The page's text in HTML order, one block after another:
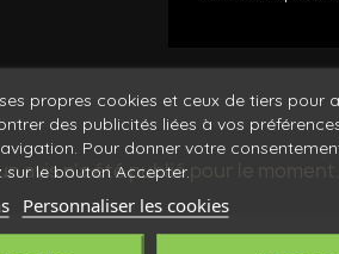
avis n'a été publié pour le moment.
propres cookies et ceux de tiers pour
des publicités liées à vos
Pour donner votre
le bouton Accepter.
Personnaliser les cookies